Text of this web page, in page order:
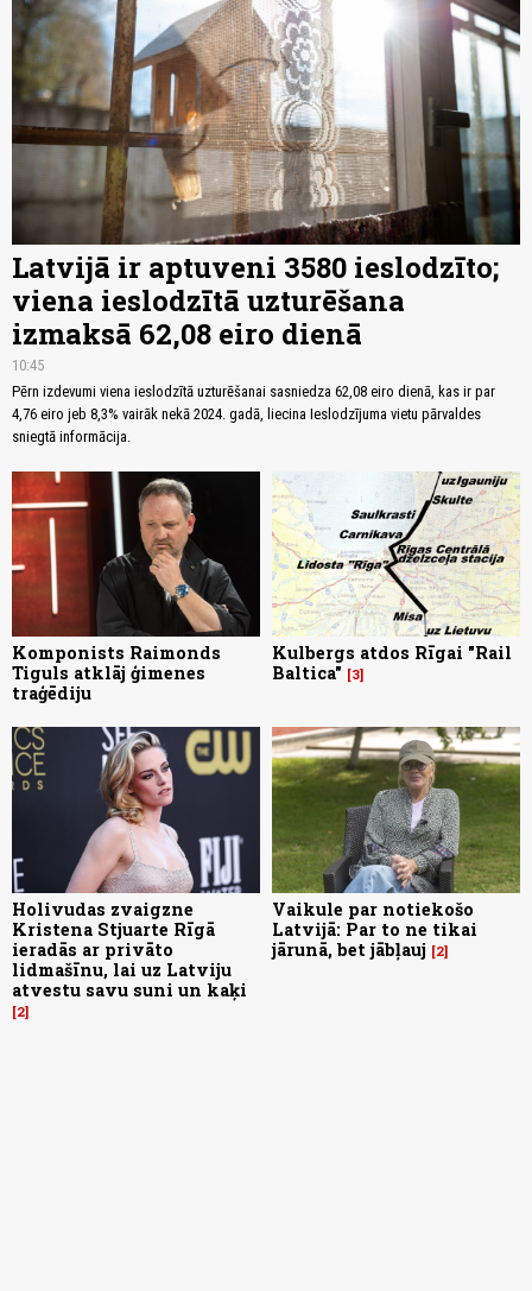
Latvijā ir aptuveni 3580 ieslodzīto;
viena ieslodzītā uzturēšana
izmaksā 62,08 eiro dienā
10:45
Pērn izdevumi viena ieslodzītā uzturēšanai sasniedza 62,08 eiro dienā, kas ir par
4,76 eiro jeb 8,3% vairāk nekā 2024. gadā, liecina Ieslodzījuma vietu pārvaldes
sniegtā informācija.
Komponists Raimonds
Tiguls atklāj ģimenes
traģēdiju
Kulbergs atdos Rīgai "Rail
Baltica"
3
Holivudas zvaigzne
Kristena Stjuarte Rīgā
ieradās ar privāto
lidmašīnu, lai uz Latviju
atvestu savu suni un kaķi
2
Vaikule par notiekošo
Latvijā: Par to ne tikai
jārunā, bet jābļauj
2